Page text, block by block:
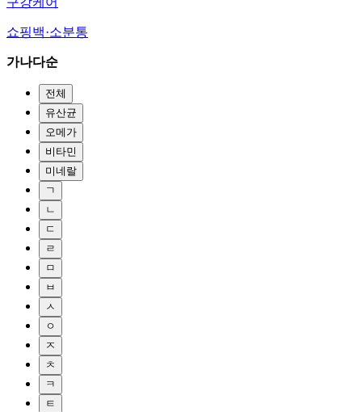
쇼핑백·소분통
가나다순
전체
유산균
오메가
비타민
미네랄
ㄱ
ㄴ
ㄷ
ㄹ
ㅁ
ㅂ
ㅅ
ㅇ
ㅈ
ㅊ
ㅋ
ㅌ